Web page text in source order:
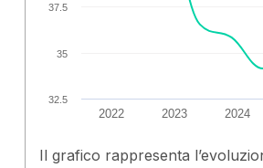
2022 2023 2024
32.5
35
37.5
Il grafico rappresenta